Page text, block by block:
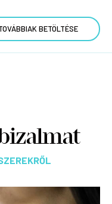
BETÖLTÉSE